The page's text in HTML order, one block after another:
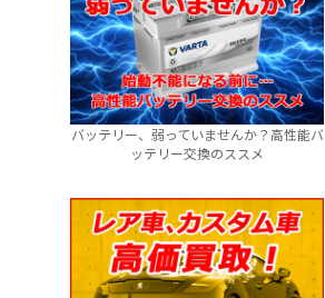
バッテリー、弱っていませんか？高性能バ
ッテリー交換のススメ